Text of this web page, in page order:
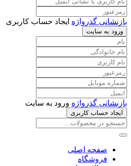
بازنشانی گذرواژه ایجاد حساب کاربری
ورود به سایت
بازنشانی گذرواژه ورود به سایت
ایجاد حساب کاربری
صفحه اصلی
فروشگاه